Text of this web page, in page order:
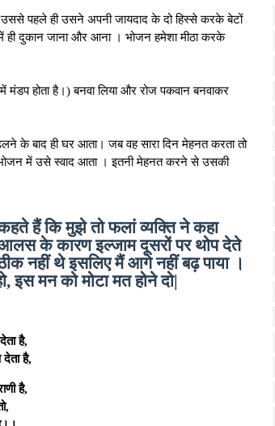
पहले ही उसने अपनी जायदाद के दो हिस्से करके बेटों
ही दुकान जाना और आना । भोजन हमेशा मीठा करके
होता है।) बनवा लिया और रोज पकवान बनवाकर
के बाद ही घर आता। जब वह सारा दिन मेहनत करता तो
भोजन में उसे स्वाद आता । इतनी मेहनत करने से उसकी
हैं कि मुझे तो फलां व्यक्ति ने कहा
के कारण इल्जाम दूसरों पर थोप देते
ठीक नहीं थे इसलिए मैं आगे नहीं बढ़ पाया ।
इस मन को मोटा मत होने दो|
है,
देता है,
है,